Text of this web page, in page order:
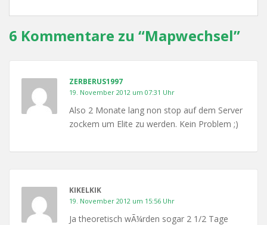
6 Kommentare zu “Mapwechsel”
ZERBERUS1997
19. November 2012 um 07:31 Uhr
Also 2 Monate lang non stop auf dem Server
zockem um Elite zu werden. Kein Problem ;)
KIKELKIK
19. November 2012 um 15:56 Uhr
Ja theoretisch wÃ¼rden sogar 2 1/2 Tage